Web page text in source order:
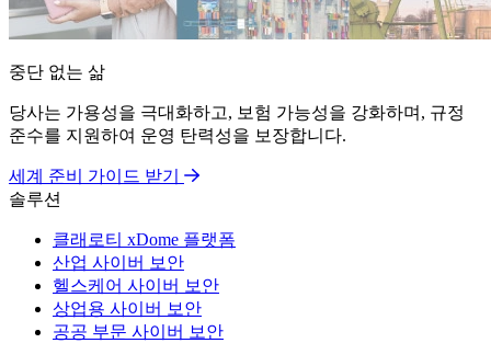
중단 없는 삶
당사는 가용성을 극대화하고, 보험 가능성을 강화하며, 규정
준수를 지원하여 운영 탄력성을 보장합니다.
세계 준비 가이드 받기
솔루션
클래로티 xDome 플랫폼
산업 사이버 보안
헬스케어 사이버 보안
상업용 사이버 보안
공공 부문 사이버 보안